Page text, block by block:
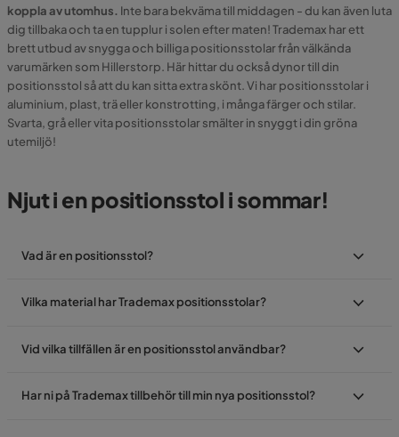
koppla av utomhus. Inte bara bekväma till middagen - du kan även luta
dig tillbaka och ta en tupplur i solen efter maten! Trademax har ett
brett utbud av snygga och billiga positionsstolar från välkända
varumärken som Hillerstorp. Här hittar du också dynor till din
positionsstol så att du kan sitta extra skönt. Vi har positionsstolar i
aluminium, plast, trä eller konstrotting, i många färger och stilar.
Svarta, grå eller vita positionsstolar smälter in snyggt i din gröna
utemiljö!
Njut i en positionsstol i sommar!
Vad är en positionsstol?
Vilka material har Trademax positionsstolar?
Vid vilka tillfällen är en positionsstol användbar?
Har ni på Trademax tillbehör till min nya positionsstol?